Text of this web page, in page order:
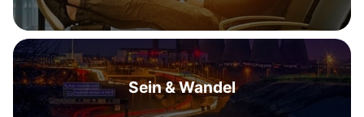
Sein & Wandel